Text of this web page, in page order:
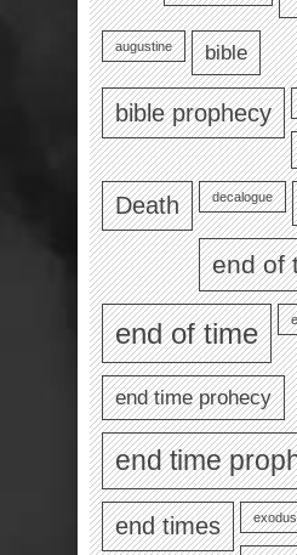
augustine bible
bible prophecy
Death decalogue
end of
end of time
end time prohecy
end time
end times exodus